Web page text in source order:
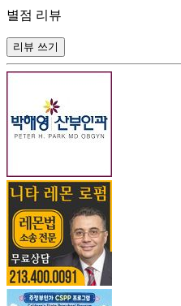
별점 리뷰
리뷰 쓰기